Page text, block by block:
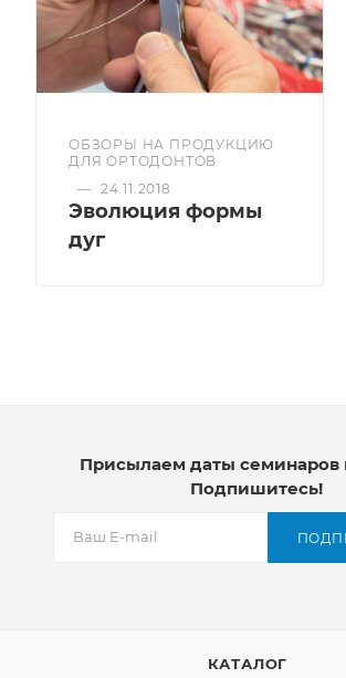
ОБЗОРЫ НА ПРОДУКЦИЮ
ДЛЯ ОРТОДОНТОВ
— 24.11.2018
Эволюция формы
дуг
Присылаем даты семинаров
Подпишитесь!
КАТАЛОГ